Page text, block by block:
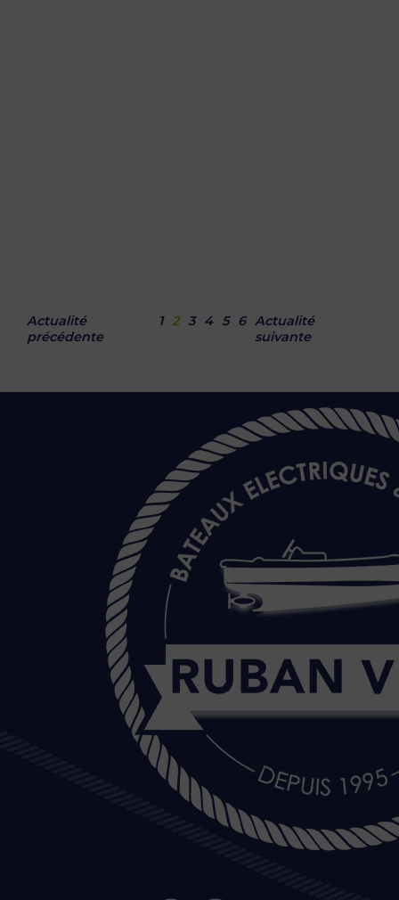
Actualité
précédente
1 2 3 4 5 6 Actualité
suivante